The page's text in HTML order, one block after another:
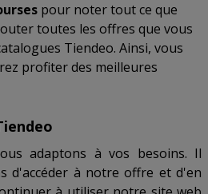
pour noter tout ce que
toutes les offres que vous
Tiendeo. Ainsi, vous
profiter des meilleures
adaptons à vos besoins. Il
d'accéder à notre offre et d'en